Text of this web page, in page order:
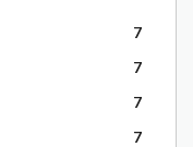
7
7
7
7